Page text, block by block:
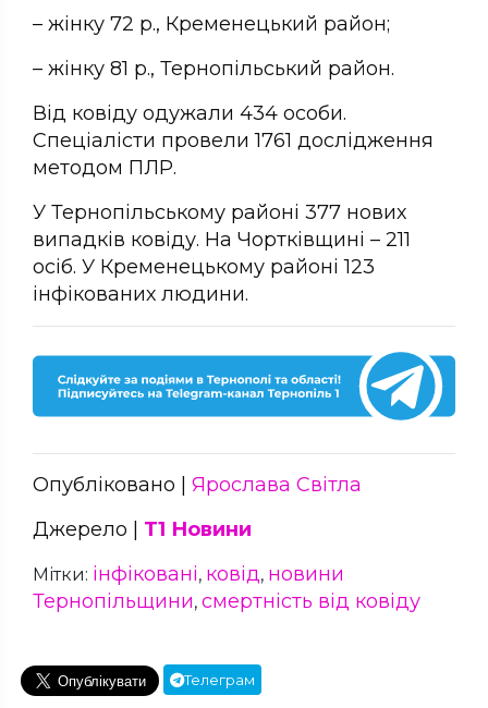
– жінку 72 р., Кременецький район;
– жінку 81 р., Тернопільський район.
Від ковіду одужали 434 особи.
Спеціалісти провели 1761 дослідження
методом ПЛР.
У Тернопільському районі 377 нових
випадків ковіду. На Чортківщині – 211
осіб. У Кременецькому районі 123
інфікованих людини.
Опубліковано | Ярослава Світла
Джерело | Т1 Новини
Мітки: інфіковані, ковід, новини
Тернопільщини, смертність від ковіду
Телеграм